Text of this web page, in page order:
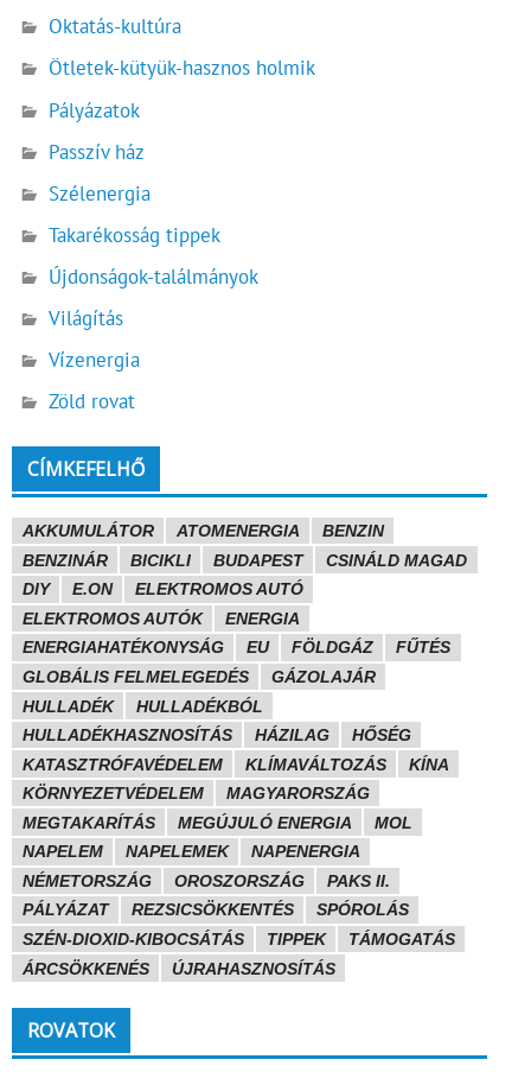
Oktatás-kultúra
Ötletek-kütyük-hasznos holmik
Pályázatok
Passzív ház
Szélenergia
Takarékosság tippek
Újdonságok-találmányok
Világítás
Vízenergia
Zöld rovat
CÍMKEFELHŐ
AKKUMULÁTOR ATOMENERGIA
BENZIN
BENZINÁR
BICIKLI BUDAPEST
CSINÁLD MAGAD
DIY
E.ON
ELEKTROMOS AUTÓ
ELEKTROMOS AUTÓK
ENERGIA
ENERGIAHATÉKONYSÁG
EU FÖLDGÁZ
FŰTÉS
GLOBÁLIS FELMELEGEDÉS
GÁZOLAJÁR
HULLADÉK
HULLADÉKBÓL
HULLADÉKHASZNOSÍTÁS
HÁZILAG
HŐSÉG
KATASZTRÓFAVÉDELEM
KLÍMAVÁLTOZÁS
KÍNA
KÖRNYEZETVÉDELEM
MAGYARORSZÁG
MEGTAKARÍTÁS
MEGÚJULÓ ENERGIA
MOL
NAPELEM
NAPELEMEK
NAPENERGIA
NÉMETORSZÁG
OROSZORSZÁG
PAKS II.
PÁLYÁZAT
REZSICSÖKKENTÉS
SPÓROLÁS
SZÉN-DIOXID-KIBOCSÁTÁS
TIPPEK
TÁMOGATÁS
ÁRCSÖKKENÉS
ÚJRAHASZNOSÍTÁS
ROVATOK